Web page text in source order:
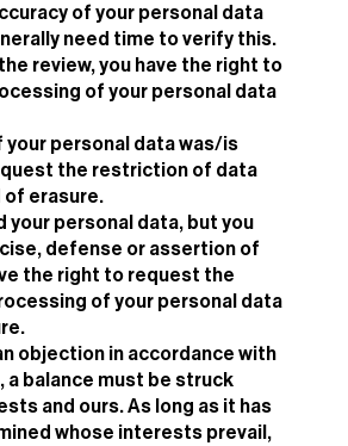
of your personal data
need time to verify this.
review, you have the right to
of your personal data
personal data was/is
the restriction of data
erasure.
your personal data, but you
defense or assertion of
the right to request the
of your personal data
objection in accordance with
a balance must be struck
and ours. As long as it has
whose interests prevail,